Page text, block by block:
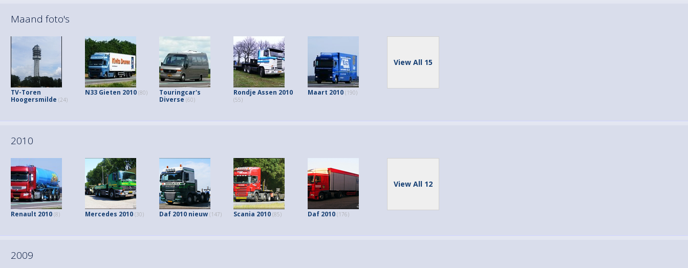
Maand foto's
TV-Toren
Hoogersmilde (24)
N33 Gieten 2010 (80)
Touringcar's
Diverse (60)
Rondje Assen 2010
(55)
Maart 2010 (190)
View All 15
2010
Renault 2010 (8) Mercedes 2010 (30) Daf 2010 nieuw (147) Scania 2010 (85) Daf 2010 (176)
View All 12
2009